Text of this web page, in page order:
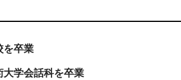
を卒業
大学会話科を卒業